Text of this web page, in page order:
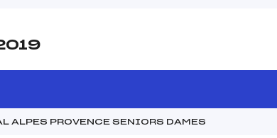
ALPES PROVENCE SENIORS DAMES